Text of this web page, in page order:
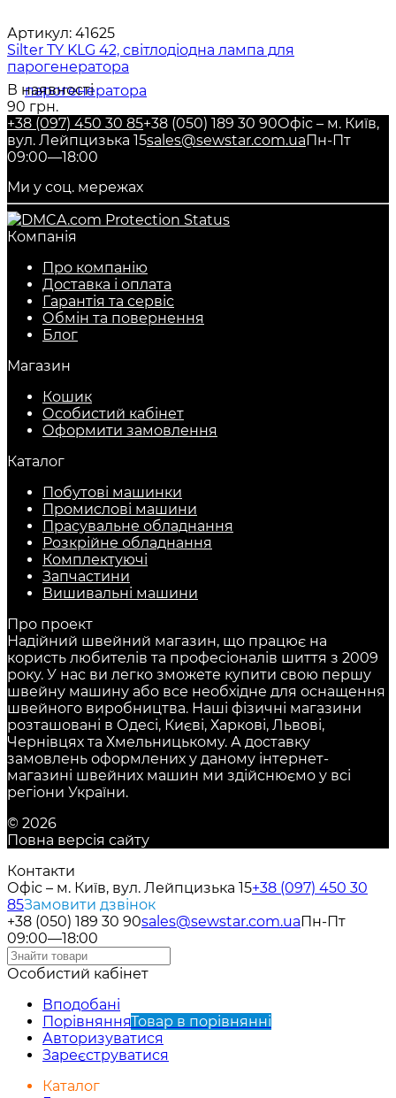
Артикул: 41625
Silter TY KLG 42, світлодіодна лампа для
парогенератора
В наявності
90 грн.
+38 (097) 450 30 85+38 (050) 189 30 90Офіс – м. Київ,
вул. Лейпцизька 15sales@sewstar.com.uaПн-Пт
09:00—18:00
Ми у соц. мережах
Компанія
Про компанію
Доставка і оплата
Гарантія та сервіс
Обмін та повернення
Блог
Магазин
Кошик
Особистий кабінет
Оформити замовлення
Каталог
Побутові машинки
Промислові машини
Прасувальне обладнання
Розкрійне обладнання
Комплектуючі
Запчастини
Вишивальні машини
Про проект
Надійний швейний магазин, що працює на
користь любителів та професіоналів шиття з 2009
року. У нас ви легко зможете купити свою першу
швейну машину або все необхідне для оснащення
швейного виробництва. Наші фізичні магазини
розташовані в Одесі, Києві, Харкові, Львові,
Чернівцях та Хмельницькому. А доставку
замовлень оформлених у даному інтернет-
магазині швейних машин ми здійснюємо у всі
регіони України.
© 2026
Повна версія сайту
Контакти
Офіс – м. Київ, вул. Лейпцизька 15+38 (097) 450 30
85Замовити дзвінок
+38 (050) 189 30 90sales@sewstar.com.uaПн-Пт
09:00—18:00
Особистий кабінет
Вподобані
ПорівнянняТовар в порівнянні
Авторизуватися
Зареєструватися
Каталог